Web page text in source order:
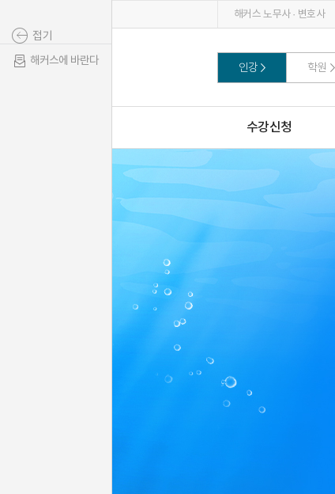
해커스 노무사 · 변호사
인강 학원
수강신청
접기
해커스에 바란다